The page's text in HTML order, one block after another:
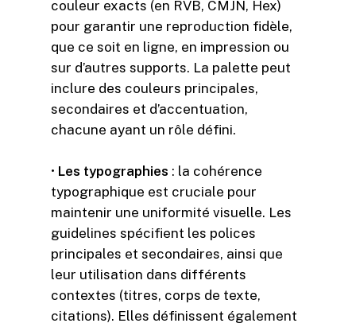
couleur exacts (en RVB, CMJN, Hex)
pour garantir une reproduction fidèle,
que ce soit en ligne, en impression ou
sur d’autres supports. La palette peut
inclure des couleurs principales,
secondaires et d’accentuation,
chacune ayant un rôle défini.
• Les typographies : la cohérence
typographique est cruciale pour
maintenir une uniformité visuelle. Les
guidelines spécifient les polices
principales et secondaires, ainsi que
leur utilisation dans différents
contextes (titres, corps de texte,
citations). Elles définissent également